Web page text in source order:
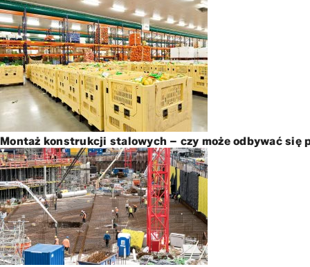
Montaż konstrukcji stalowych – czy może odbywać się